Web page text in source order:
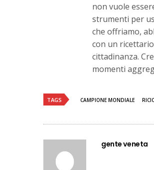
non vuole
strumenti per
che offriamo,
con un
cittadinanza.
momenti
TAGS CAMPIONE MONDIALE
gente veneta